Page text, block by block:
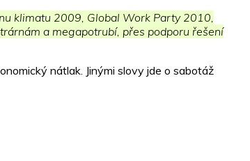
klimatu 2009, Global Work Party 2010,
a megapotrubí, přes podporu řešení
nátlak. Jinými slovy jde o sabotáž